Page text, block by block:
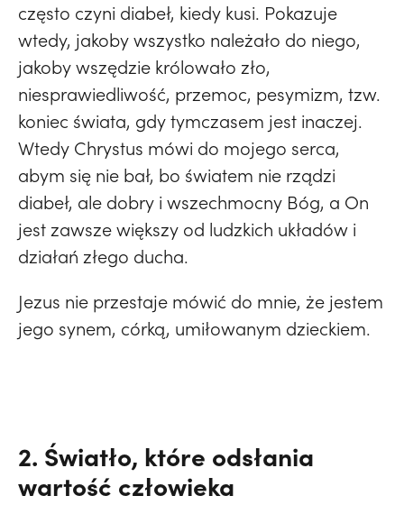
często czyni diabeł, kiedy kusi. Pokazuje
wtedy, jakoby wszystko należało do niego,
jakoby wszędzie królowało zło,
niesprawiedliwość, przemoc, pesymizm, tzw.
koniec świata, gdy tymczasem jest inaczej.
Wtedy Chrystus mówi do mojego serca,
abym się nie bał, bo światem nie rządzi
diabeł, ale dobry i wszechmocny Bóg, a On
jest zawsze większy od ludzkich układów i
działań złego ducha.
Jezus nie przestaje mówić do mnie, że jestem
jego synem, córką, umiłowanym dzieckiem.
2. Światło, które odsłania
wartość człowieka